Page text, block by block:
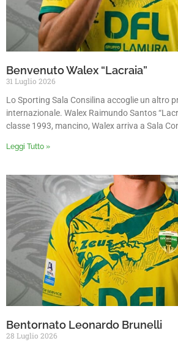
Benvenuto Walex “Lacraia”
31 Luglio 2026
Lo Sporting Sala Consilina accoglie un altro
internazionale. Walex Raimundo Santos
classe 1993, mancino, Walex arriva a Sala
Leggi Tutto »
Bentornato Leonardo Brunelli
28 Luglio 2026